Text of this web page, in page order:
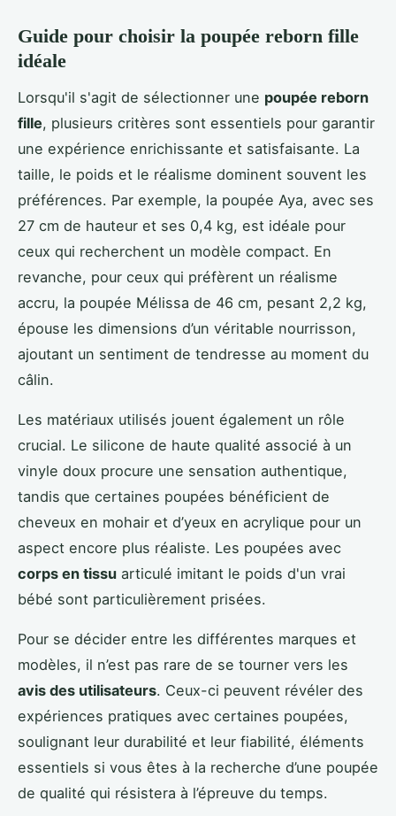
Guide pour choisir la poupée reborn fille
idéale
Lorsqu'il s'agit de sélectionner une poupée reborn
fille, plusieurs critères sont essentiels pour garantir
une expérience enrichissante et satisfaisante. La
taille, le poids et le réalisme dominent souvent les
préférences. Par exemple, la poupée Aya, avec ses
27 cm de hauteur et ses 0,4 kg, est idéale pour
ceux qui recherchent un modèle compact. En
revanche, pour ceux qui préfèrent un réalisme
accru, la poupée Mélissa de 46 cm, pesant 2,2 kg,
épouse les dimensions d’un véritable nourrisson,
ajoutant un sentiment de tendresse au moment du
câlin.
Les matériaux utilisés jouent également un rôle
crucial. Le silicone de haute qualité associé à un
vinyle doux procure une sensation authentique,
tandis que certaines poupées bénéficient de
cheveux en mohair et d’yeux en acrylique pour un
aspect encore plus réaliste. Les poupées avec
corps en tissu articulé imitant le poids d'un vrai
bébé sont particulièrement prisées.
Pour se décider entre les différentes marques et
modèles, il n’est pas rare de se tourner vers les
avis des utilisateurs. Ceux-ci peuvent révéler des
expériences pratiques avec certaines poupées,
soulignant leur durabilité et leur fiabilité, éléments
essentiels si vous êtes à la recherche d’une poupée
de qualité qui résistera à l’épreuve du temps.